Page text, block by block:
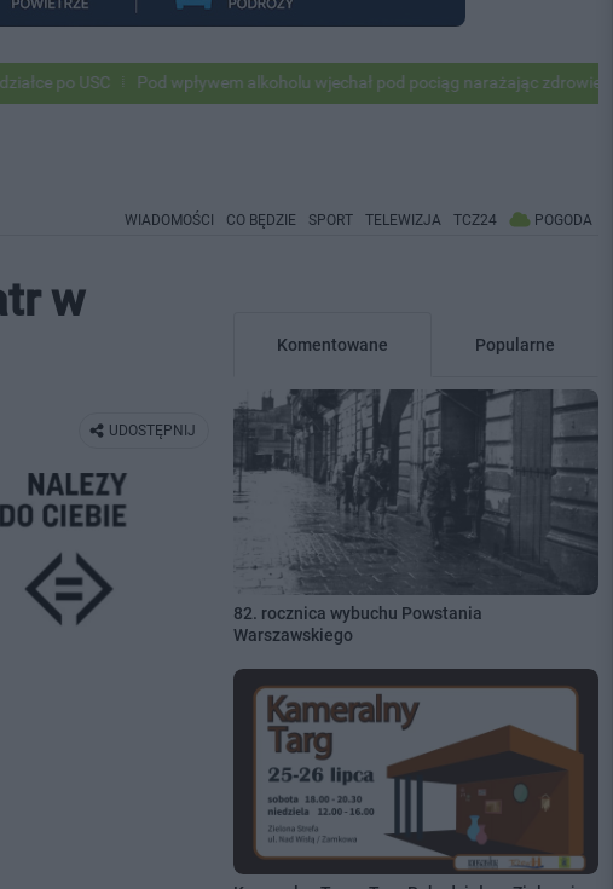
Pod wpływem alkoholu wjechał pod pociąg narażając zdrowie i życie ok
WIADOMOŚCI CO BĘDZIE SPORT TELEWIZJA TCZ24 POGODA
w
UDOSTĘPNIJ
Komentowane Popularne
82. rocznica wybuchu Powstania
Warszawskiego